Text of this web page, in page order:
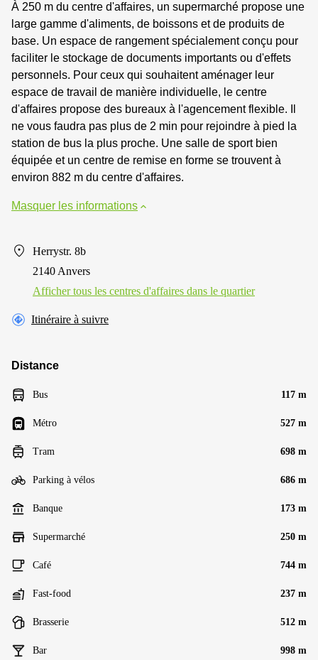
À 250 m du centre d'affaires, un supermarché propose une
large gamme d'aliments, de boissons et de produits de
base. Un espace de rangement spécialement conçu pour
faciliter le stockage de documents importants ou d'effets
personnels. Pour ceux qui souhaitent aménager leur
espace de travail de manière individuelle, le centre
d'affaires propose des bureaux à l'agencement flexible. Il
ne vous faudra pas plus de 2 min pour rejoindre à pied la
station de bus la plus proche. Une salle de sport bien
équipée et un centre de remise en forme se trouvent à
environ 882 m du centre d'affaires.
Masquer les informations
Herrystr. 8b
2140 Anvers
Afficher tous les centres d'affaires dans le quartier
Itinéraire à suivre
Distance
Bus 117 m
Métro 527 m
Tram 698 m
Parking à vélos 686 m
Banque 173 m
Supermarché 250 m
Café 744 m
Fast-food 237 m
Brasserie 512 m
Bar 998 m